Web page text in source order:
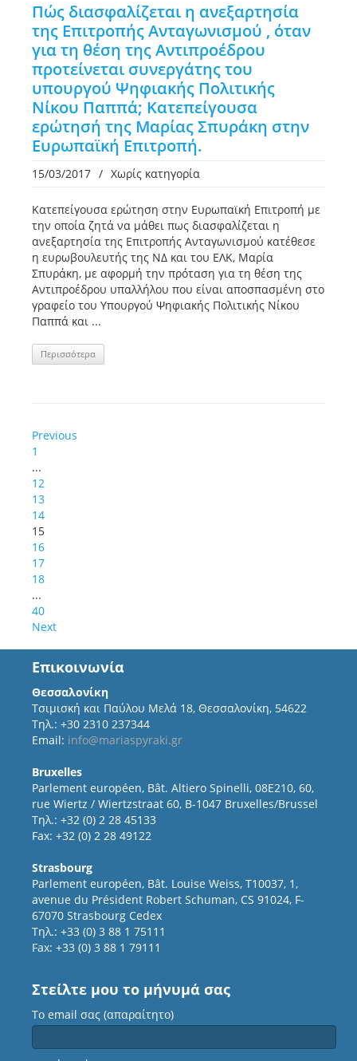
Πώς διασφαλίζεται η ανεξαρτησία
της Επιτροπής Ανταγωνισμού , όταν
για τη θέση της Αντιπροέδρου
προτείνεται συνεργάτης του
υπουργού Ψηφιακής Πολιτικής
Νίκου Παππά; Κατεπείγουσα
ερώτησή της Μαρίας Σπυράκη στην
Ευρωπαϊκή Επιτροπή.
15/03/2017 / Χωρίς κατηγορία
Κατεπείγουσα ερώτηση στην Ευρωπαϊκή Επιτροπή με
την οποία ζητά να μάθει πως διασφαλίζεται η
ανεξαρτησία της Επιτροπής Ανταγωνισμού κατέθεσε
η ευρωβουλευτής της ΝΔ και του ΕΛΚ, Μαρία
Σπυράκη, με αφορμή την πρόταση για τη θέση της
Αντιπροέδρου υπαλλήλου που είναι αποσπασμένη στο
γραφείο του Υπουργού Ψηφιακής Πολιτικής Νίκου
Παππά και ...
Περισσότερα
Previous
1
...
12
13
14
15
16
17
18
...
40
Next
Επικοινωνία
Θεσσαλονίκη
Τσιμισκή και Παύλου Μελά 18, Θεσσαλονίκη, 54622
Τηλ.: +30 2310 237344
Email: info@mariaspyraki.gr
Bruxelles
Parlement européen, Bât. Altiero Spinelli, 08E210, 60,
rue Wiertz / Wiertzstraat 60, B-1047 Bruxelles/Brussel
Τηλ.: +32 (0) 2 28 45133
Fax: +32 (0) 2 28 49122
Strasbourg
Parlement européen, Bât. Louise Weiss, T10037, 1,
avenue du Président Robert Schuman, CS 91024, F-
67070 Strasbourg Cedex
Τηλ.: +33 (0) 3 88 1 75111
Fax: +33 (0) 3 88 1 79111
Στείλτε μου το μήνυμά σας
Το email σας (απαραίτητο)